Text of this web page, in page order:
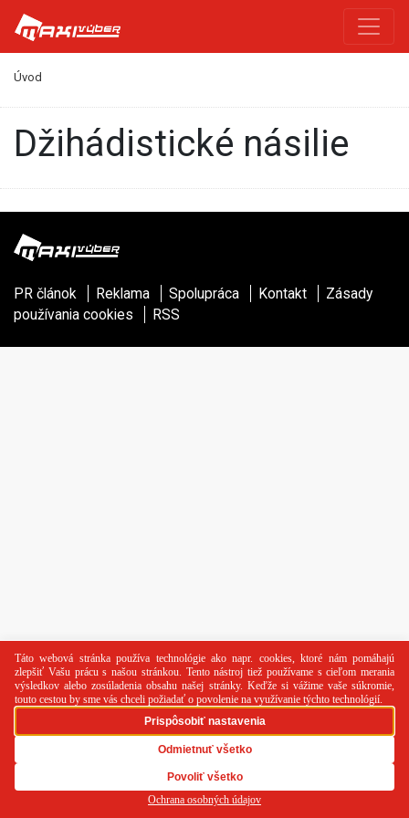
Úvod
džihádistické násilie
PR článok Reklama Spolupráca Kontakt
Zásady
používania cookies
RSS